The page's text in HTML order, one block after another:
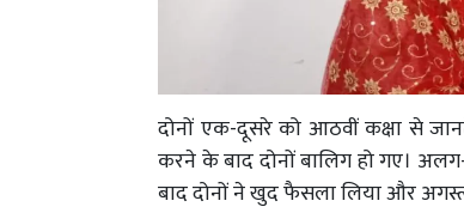
दोनों एक-दूसरे को आठवीं कक्षा से
करने के बाद दोनों बालिग हो गए।
बाद दोनों ने खुद फैसला लिया और अगस्त्य